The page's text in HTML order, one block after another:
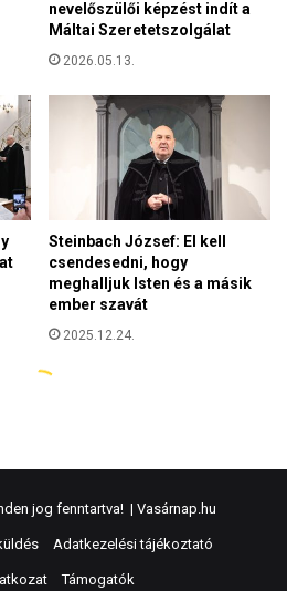
jog fenntartva! | Vasárnap.hu
Adatkezelési tájékoztató
Támogatók